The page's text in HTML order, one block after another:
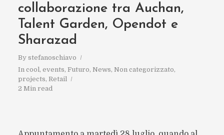
collaborazione tra Auchan,
Talent Garden, Opendot e
Sharazad
By stefanoschiavo
In cool, events, Futuro, News, Non categorizzato,
projects, Retail
2 Min read